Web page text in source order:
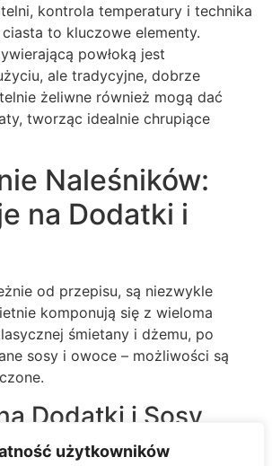
użytkowników
kontrola temperatury i technika
to kluczowe elementy.
powłoką jest
ale tradycyjne, dobrze
żeliwne również mogą dać
tworząc idealnie chrupiące
Naleśników:
na Dodatki i
od przepisu, są niezwykle
komponują się z wieloma
śmietany i dżemu, po
sosy i owoce – możliwości są
Dodatki i Sosy
przepisu Ćwierczakiewiczowej